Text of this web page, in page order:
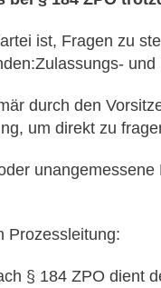
ist, Fragen zu
durch den
um direkt zu
unangemessene
Prozessleitung:
§ 184 ZPO dient